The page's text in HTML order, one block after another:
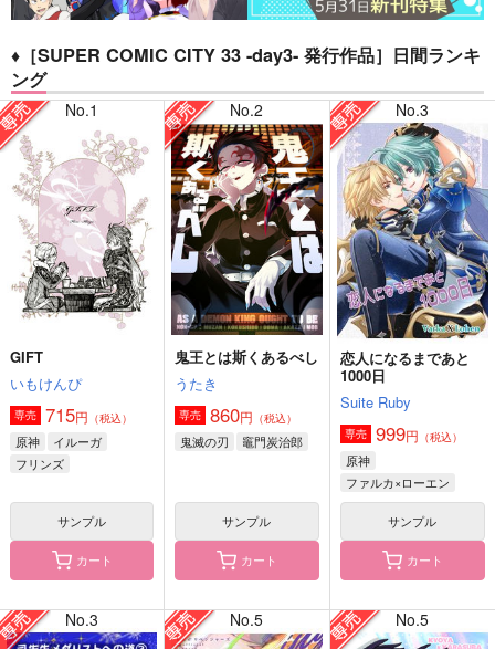
♦［SUPER COMIC CITY 33 -day3- 発行作品］日間ランキ
ング
No.1
GIFT
いもけんぴ
専売 715円 （税込）
原神
イルーガ
フリンズ
サンプル
カート
No.2
鬼王とは斯くあるべし
うたき
専売 860円 （税込）
鬼滅の刃 竈門炭治郎
サンプル
カート
No.3
恋人になるまであと
1000日
Suite Ruby
専売 999円 （税込）
原神
ファルカ×ローエン
サンプル
カート
No.3 No.5 No.5